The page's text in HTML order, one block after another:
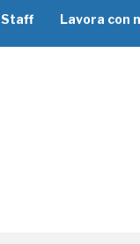
Staff Lavora con